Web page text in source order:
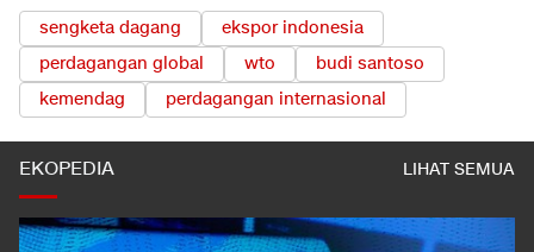
sengketa dagang
ekspor indonesia
perdagangan global
wto
budi santoso
kemendag
perdagangan internasional
EKOPEDIA LIHAT SEMUA